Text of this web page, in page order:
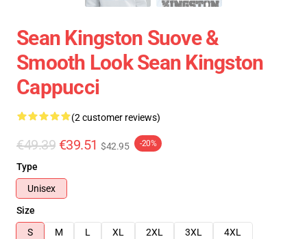
Sean Kingston Suove &
Smooth Look Sean Kingston
Cappucci
(2 customer reviews)
€49.39 €39.51 $42.95 -20%
Type
Unisex
Size
S
M L XL 2XL 3XL
4XL